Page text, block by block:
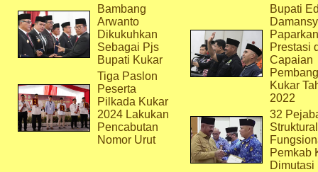
Bambang
Arwanto
Dikukuhkan
Sebagai Pjs
Bupati Kukar
Tiga Paslon
Peserta
Pilkada Kukar
2024 Lakukan
Pencabutan
Nomor Urut
Bupati
Paparkan
Prestasi
Capaian
Kukar
2022
32
Pemkab
Dimutasi